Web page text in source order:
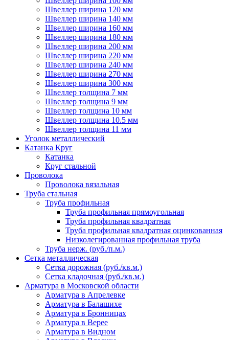
Швеллер ширина 120 мм
Швеллер ширина 140 мм
Швеллер ширина 160 мм
Швеллер ширина 180 мм
Швеллер ширина 200 мм
Швеллер ширина 220 мм
Швеллер ширина 240 мм
Швеллер ширина 270 мм
Швеллер ширина 300 мм
Швеллер толщина 7 мм
Швеллер толщина 9 мм
Швеллер толщина 10 мм
Швеллер толщина 10.5 мм
Швеллер толщина 11 мм
Уголок металлический
Катанка Круг
Катанка
Круг стальной
Проволока
Проволока вязальная
Труба стальная
Труба профильная
Труба профильная прямоугольная
Труба профильная квадратная
Труба профильная квадратная оцинкованная
Низколегированная профильная труба
Труба нерж. (руб./п.м.)
Сетка металлическая
Сетка дорожная (руб./кв.м.)
Сетка кладочная (руб./кв.м.)
Арматура в Московской области
Арматура в Апрелевке
Арматура в Балашихе
Арматура в Бронницах
Арматура в Верее
Арматура в Видном